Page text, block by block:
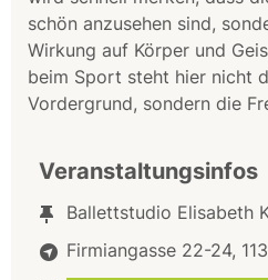
schön anzusehen sind,
Wirkung auf Körper und
beim Sport steht hier nicht
Vordergrund, sondern die
Veranstaltungsinfos
Ballettstudio Elisabeth
Firmiangasse 22-24,